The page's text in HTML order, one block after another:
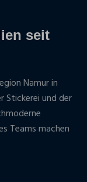
seit
Namur in
Stickerei und der
Teams machen